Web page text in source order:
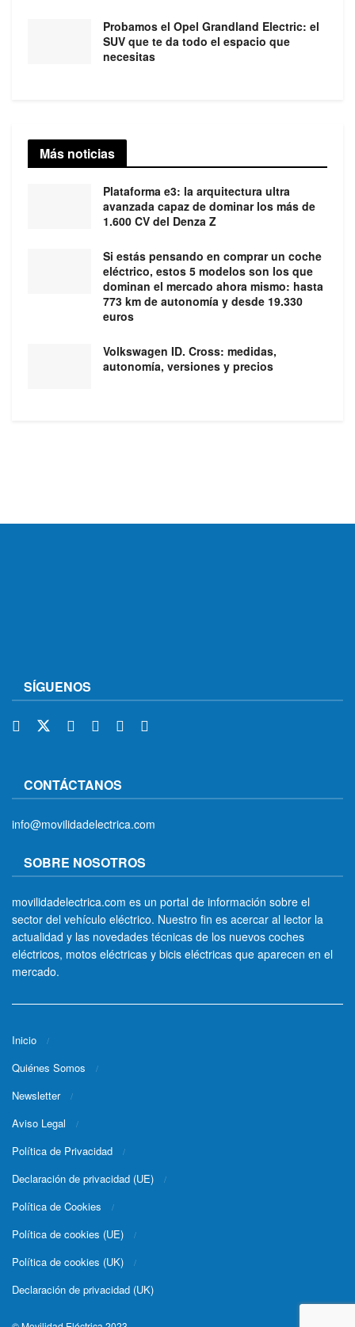
Probamos el Opel Grandland Electric: el
SUV que te da todo el espacio que
necesitas
Más noticias
Plataforma e3: la arquitectura ultra
avanzada capaz de dominar los más de
1.600 CV del Denza Z
Si estás pensando en comprar un coche
eléctrico, estos 5 modelos son los que
dominan el mercado ahora mismo: hasta
773 km de autonomía y desde 19.330
euros
Volkswagen ID. Cross: medidas,
autonomía, versiones y precios
SÍGUENOS
CONTÁCTANOS
info@movilidadelectrica.com
SOBRE NOSOTROS
movilidadelectrica.com es un portal de información sobre el
sector del vehículo eléctrico. Nuestro fin es acercar al lector la
actualidad y las novedades técnicas de los nuevos coches
eléctricos, motos eléctricas y bicis eléctricas que aparecen en el
mercado.
Inicio
Quiénes Somos
Newsletter
Aviso Legal
Política de Privacidad
Declaración de privacidad (UE)
Política de Cookies
Política de cookies (UE)
Política de cookies (UK)
Declaración de privacidad (UK)